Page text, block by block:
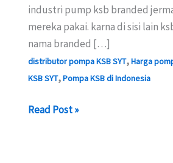
industri pump ksb branded
mereka pakai. karna di sisi lain
nama branded […]
distributor pompa KSB SYT,Harga
KSB SYT,Pompa KSB di Indonesia
Sales
Read Post »